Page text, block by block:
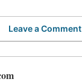
Leave a Comment